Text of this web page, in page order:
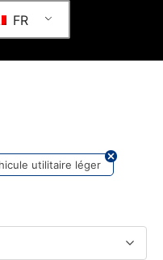
FR
utilitaire léger